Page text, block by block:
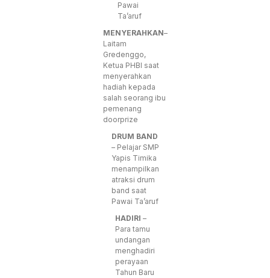
Pawai
Ta’aruf
MENYERAHKAN–
Laitam
Gredenggo,
Ketua PHBI saat
menyerahkan
hadiah kepada
salah seorang ibu
pemenang
doorprize
DRUM BAND
– Pelajar SMP
Yapis Timika
menampilkan
atraksi drum
band saat
Pawai Ta’aruf
HADIRI –
Para tamu
undangan
menghadiri
perayaan
Tahun Baru